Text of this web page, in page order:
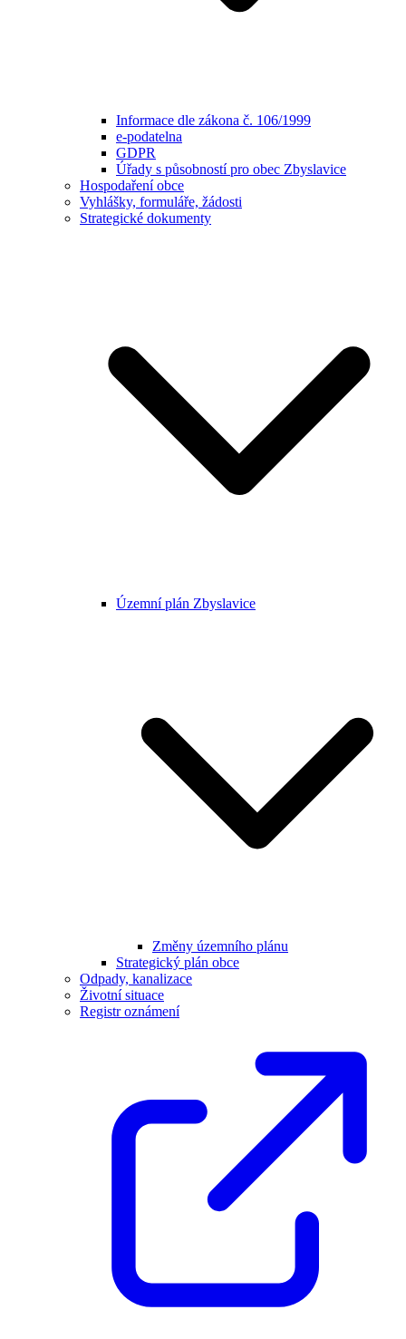
Informace dle zákona č. 106/1999
e-podatelna
GDPR
Úřady s působností pro obec Zbyslavice
Hospodaření obce
Vyhlášky, formuláře, žádosti
Strategické dokumenty
Územní plán Zbyslavice
Změny územního plánu
Strategický plán obce
Odpady, kanalizace
Životní situace
Registr oznámení